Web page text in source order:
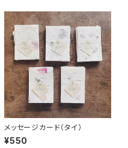
メッセージカード（タイ）
¥550